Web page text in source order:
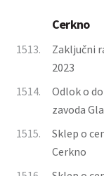
Cerkno
1513.
Zaključni
2023
1514.
Odlok o
zavoda
1515.
Sklep o
Cerkno